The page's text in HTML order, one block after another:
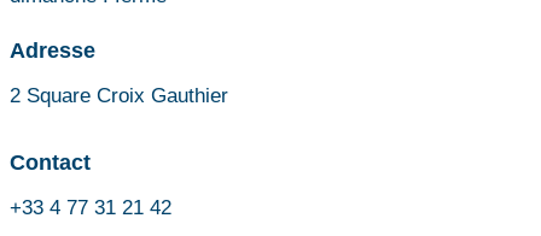
Adresse
2 Square Croix Gauthier
Contact
+33 4 77 31 21 42